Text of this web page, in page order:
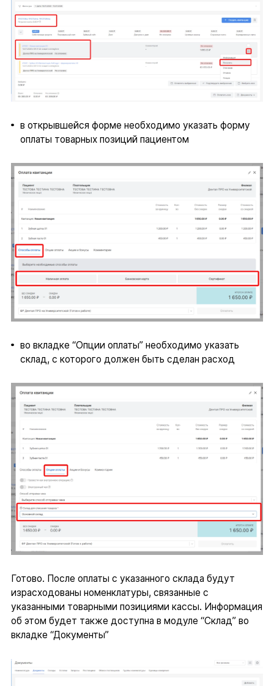
в открывшейся форме необходимо указать форму
оплаты товарных позиций пациентом
во вкладке “Опции оплаты” необходимо указать
склад, с которого должен быть сделан расход
Готово. После оплаты с указанного склада будут
израсходованы номенклатуры, связанные с
указанными товарными позициями кассы. Информация
об этом будет также доступна в модуле “Склад” во
вкладке “Документы”